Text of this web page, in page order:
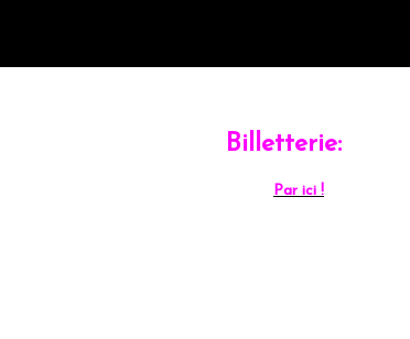
Billetterie:
Par ici !